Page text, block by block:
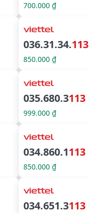
700.000 ₫
036.31.34.113
850.000 ₫
035.680.3113
999.000 ₫
034.860.1113
850.000 ₫
034.651.3113